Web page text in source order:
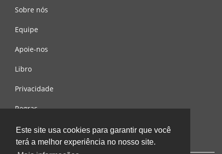
Este site usa cookies para garantir que você
terá a melhor experiência no nosso site.
Sobre nós
Equipe
Apoie-nos
Libro
Privacidade
Regras
Contacte-nos